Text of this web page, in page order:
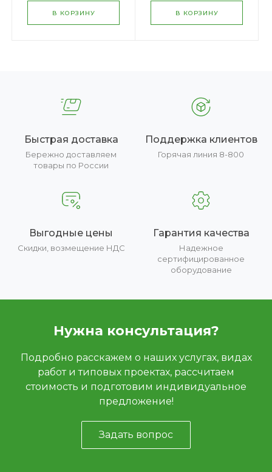
В КОРЗИНУ В КОРЗИНУ
Быстрая доставка
Бережно доставляем
товары по России
Поддержка клиентов
Горячая линия 8-800
Выгодные цены
Скидки, возмещение НДС
Гарантия качества
Надежное
сертифицированное
оборудование
Нужна консультация?
Подробно расскажем о наших услугах, видах
работ и типовых проектах, рассчитаем
стоимость и подготовим индивидуальное
предложение!
Задать вопрос